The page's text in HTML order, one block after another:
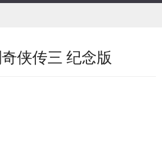
侠传三 纪念版